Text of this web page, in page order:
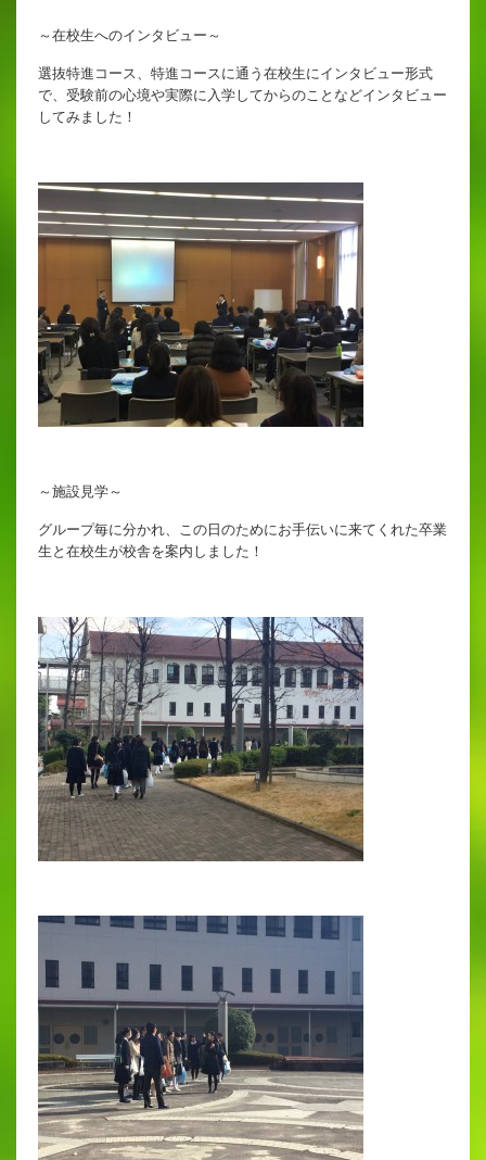
～在校生へのインタビュー～
選抜特進コース、特進コースに通う在校生にインタビュー形式
で、受験前の心境や実際に入学してからのことなどインタビュー
してみました！
～施設見学～
グループ毎に分かれ、この日のためにお手伝いに来てくれた卒業
生と在校生が校舎を案内しました！
推薦制度